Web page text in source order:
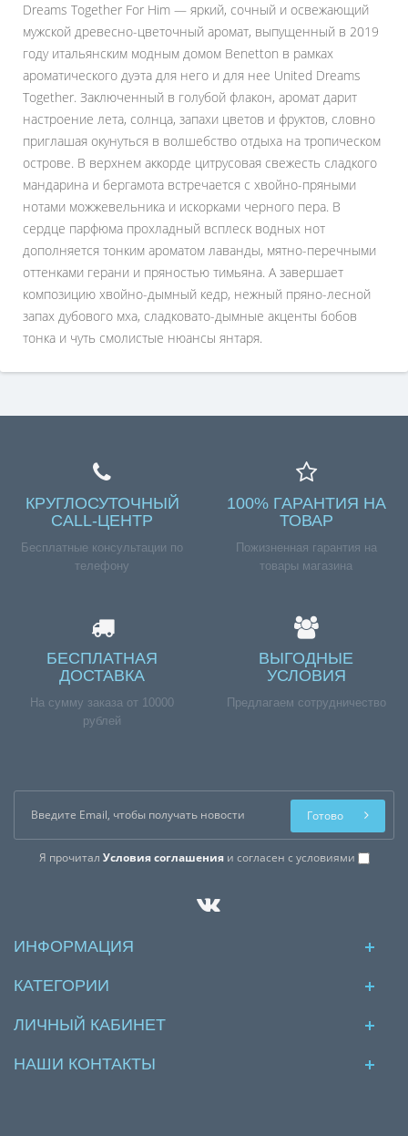
Dreams Together For Him — яркий, сочный и освежающий
мужской древесно-цветочный аромат, выпущенный в 2019
году итальянским модным домом Benetton в рамках
ароматического дуэта для него и для нее United Dreams
Together. Заключенный в голубой флакон, аромат дарит
настроение лета, солнца, запахи цветов и фруктов, словно
приглашая окунуться в волшебство отдыха на тропическом
острове. В верхнем аккорде цитрусовая свежесть сладкого
мандарина и бергамота встречается с хвойно-пряными
нотами можжевельника и искорками черного пера. В
сердце парфюма прохладный всплеск водных нот
дополняется тонким ароматом лаванды, мятно-перечными
оттенками герани и пряностью тимьяна. А завершает
композицию хвойно-дымный кедр, нежный пряно-лесной
запах дубового мха, сладковато-дымные акценты бобов
тонка и чуть смолистые нюансы янтаря.
КРУГЛОСУТОЧНЫЙ
CALL-ЦЕНТР
Бесплатные консультации по
телефону
100% ГАРАНТИЯ НА
ТОВАР
Пожизненная гарантия на
товары магазина
БЕСПЛАТНАЯ
ДОСТАВКА
На сумму заказа от 10000
рублей
ВЫГОДНЫЕ
УСЛОВИЯ
Предлагаем сотрудничество
Я прочитал Условия соглашенияи согласен с условиями
Готово
ИНФОРМАЦИЯ
КАТЕГОРИИ
ЛИЧНЫЙ КАБИНЕТ
НАШИ КОНТАКТЫ